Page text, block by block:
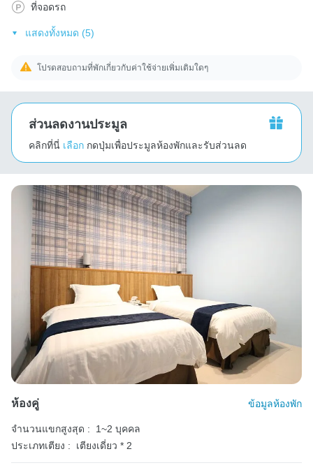
ที่จอดรถ
แสดงทั้งหมด (5)
โปรดสอบถามที่พักเกี่ยวกับค่าใช้จ่ายเพิ่มเติมใดๆ
ส่วนลดงานประมูล
คลิกที่นี่ เลือก กดปุ่มเพื่อประมูลห้องพักและรับส่วนลด
ห้องคู่ ข้อมูลห้องพัก
จำนวนแขกสูงสุด :
1~2 บุคคล
ประเภทเตียง :
เตียงเดี่ยว * 2